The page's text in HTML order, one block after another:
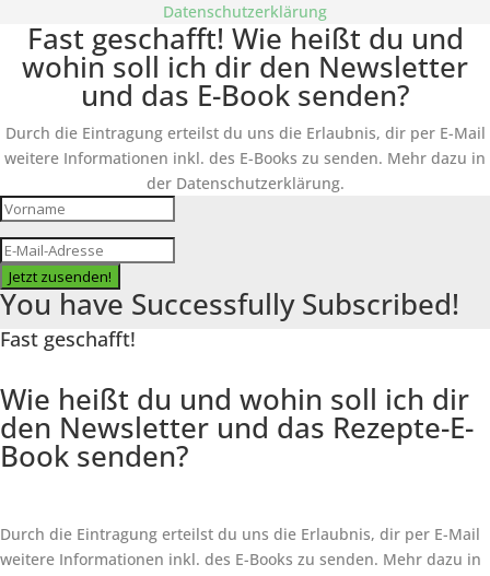
Datenschutzerklärung
Fast geschafft! Wie heißt du und
wohin soll ich dir den Newsletter
und das E-Book senden?
Durch die Eintragung erteilst du uns die Erlaubnis, dir per E-Mail
weitere Informationen inkl. des E-Books zu senden. Mehr dazu in
der Datenschutzerklärung.
Jetzt zusenden!
You have Successfully Subscribed!
Fast geschafft!
Wie heißt du und wohin soll ich dir
den Newsletter und das Rezepte-E-
Book senden?
Durch die Eintragung erteilst du uns die Erlaubnis, dir per E-Mail
weitere Informationen inkl. des E-Books zu senden. Mehr dazu in